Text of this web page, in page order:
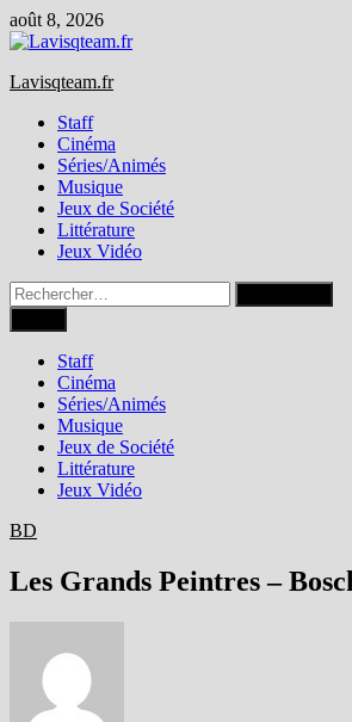
Passer
au
août 8, 2026
Lavisqteam.fr
Staff
Cinéma
Séries/Animés
Musique
Jeux de Société
Littérature
Jeux Vidéo
Rechercher :
Staff
Cinéma
Séries/Animés
Musique
Jeux de Société
Littérature
Jeux Vidéo
BD
Les Grands Peintres –